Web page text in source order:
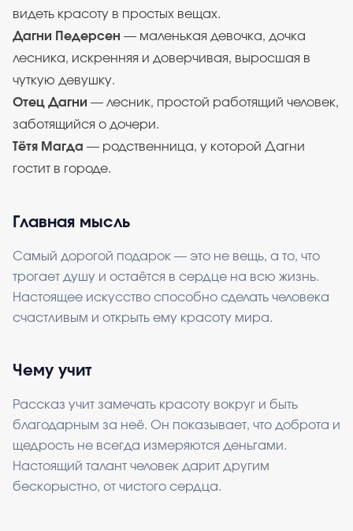
видеть красоту в простых вещах.
Дагни Педерсен — маленькая девочка, дочка
лесника, искренняя и доверчивая, выросшая в
чуткую девушку.
Отец Дагни — лесник, простой работящий человек,
заботящийся о дочери.
Тётя Магда — родственница, у которой Дагни
гостит в городе.
Главная мысль
Самый дорогой подарок — это не вещь, а то, что
трогает душу и остаётся в сердце на всю жизнь.
Настоящее искусство способно сделать человека
счастливым и открыть ему красоту мира.
Чему учит
Рассказ учит замечать красоту вокруг и быть
благодарным за неё. Он показывает, что доброта и
щедрость не всегда измеряются деньгами.
Настоящий талант человек дарит другим
бескорыстно, от чистого сердца.